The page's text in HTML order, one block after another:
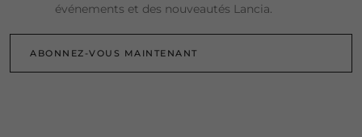
événements et des nouveautés Lancia.
ABONNEZ-VOUS MAINTENANT